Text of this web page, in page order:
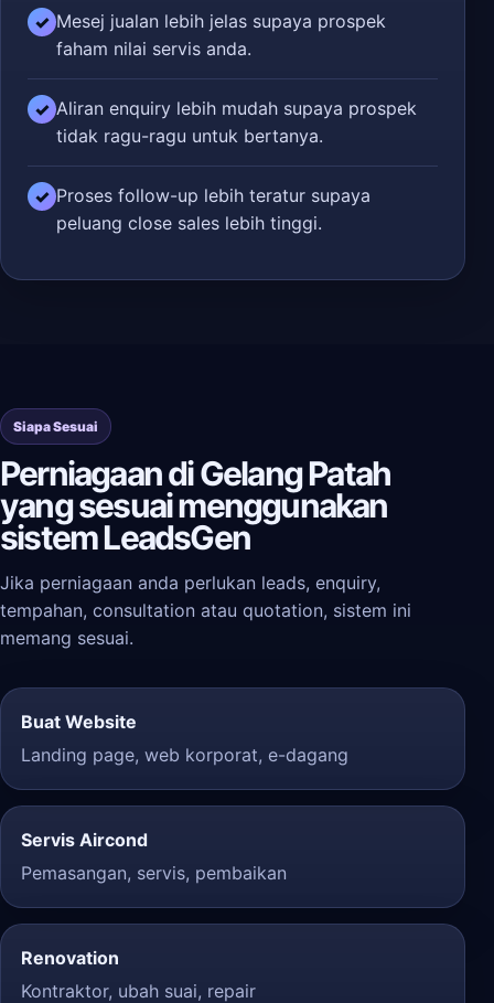
✓ Mesej jualan lebih jelas supaya prospek
faham nilai servis anda.
✓ Aliran enquiry lebih mudah supaya prospek
tidak ragu-ragu untuk bertanya.
✓ Proses follow-up lebih teratur supaya
peluang close sales lebih tinggi.
Siapa Sesuai
Perniagaan di Gelang Patah
yang sesuai menggunakan
sistem LeadsGen
Jika perniagaan anda perlukan leads, enquiry,
tempahan, consultation atau quotation, sistem ini
memang sesuai.
Buat Website
Landing page, web korporat, e-dagang
Servis Aircond
Pemasangan, servis, pembaikan
Renovation
Kontraktor, ubah suai, repair